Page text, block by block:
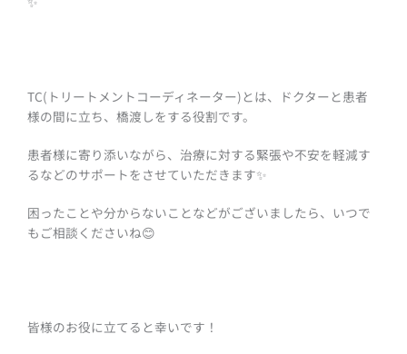
TC(トリートメントコーディネーター)とは、ドクターと患者
様の間に立ち、橋渡しをする役割です。
患者様に寄り添いながら、治療に対する緊張や不安を軽減す
るなどのサポートをさせていただきます✨
困ったことや分からないことなどがございましたら、いつで
もご相談くださいね😊
皆様のお役に立てると幸いです！